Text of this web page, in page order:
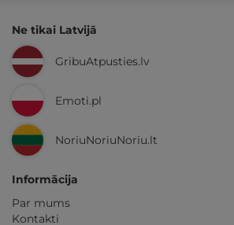
Ne tikai Latvijā
GribuAtpusties.lv
Emoti.pl
NoriuNoriuNoriu.lt
Informācija
Par mums
Kontakti